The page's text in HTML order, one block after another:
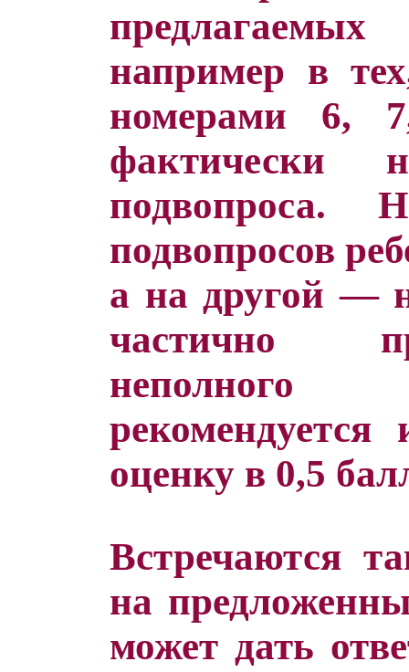
например в
номерами 6,
подвопросов
а на другой —
частично
неполного
рекомендуется
оценку в 0,5
Встречаются
на
может дать